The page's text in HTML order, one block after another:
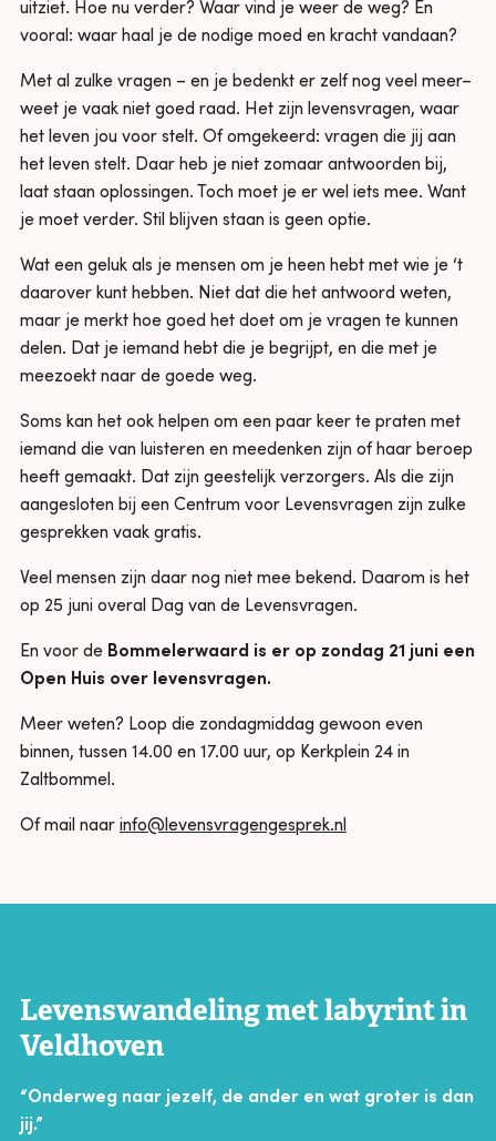
uitziet. Hoe nu verder? Waar vind je weer de weg? En
vooral: waar haal je de nodige moed en kracht vandaan?
Met al zulke vragen – en je bedenkt er zelf nog veel meer–
weet je vaak niet goed raad. Het zijn levensvragen, waar
het leven jou voor stelt. Of omgekeerd: vragen die jij aan
het leven stelt. Daar heb je niet zomaar antwoorden bij,
laat staan oplossingen. Toch moet je er wel iets mee. Want
je moet verder. Stil blijven staan is geen optie.
Wat een geluk als je mensen om je heen hebt met wie je ‘t
daarover kunt hebben. Niet dat die het antwoord weten,
maar je merkt hoe goed het doet om je vragen te kunnen
delen. Dat je iemand hebt die je begrijpt, en die met je
meezoekt naar de goede weg.
Soms kan het ook helpen om een paar keer te praten met
iemand die van luisteren en meedenken zijn of haar beroep
heeft gemaakt. Dat zijn geestelijk verzorgers. Als die zijn
aangesloten bij een Centrum voor Levensvragen zijn zulke
gesprekken vaak gratis.
Veel mensen zijn daar nog niet mee bekend. Daarom is het
op 25 juni overal Dag van de Levensvragen.
En voor de Bommelerwaard is er op zondag 21 juni een
Open Huis over levensvragen.
Meer weten? Loop die zondagmiddag gewoon even
binnen, tussen 14.00 en 17.00 uur, op Kerkplein 24 in
Zaltbommel.
Of mail naarinfo@levensvragengesprek.nl
Levenswandeling met labyrint in
Veldhoven
“Onderweg naar jezelf, de ander en wat groter is dan
jij.”